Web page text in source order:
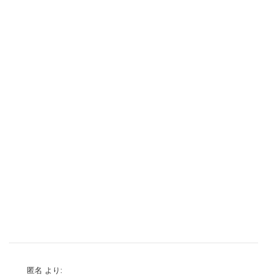
匿名 より: